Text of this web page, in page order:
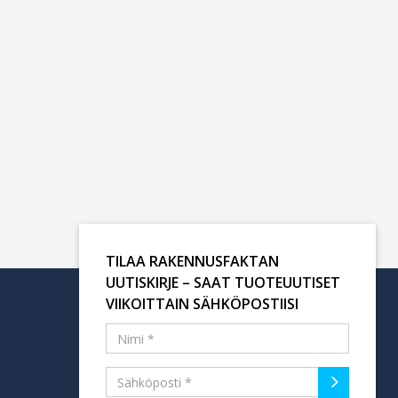
TILAA RAKENNUSFAKTAN
UUTISKIRJE – SAAT TUOTEUUTISET
VIIKOITTAIN SÄHKÖPOSTIISI